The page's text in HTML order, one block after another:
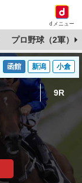
dメニュー
プロ野球（2軍）
函館 新潟 小倉
9R